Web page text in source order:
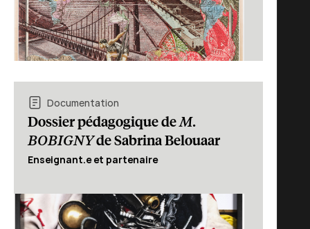
Documentation
Dossier pédagogique deM.
BOBIGNYde Sabrina Belouaar
Enseignant.e et partenaire